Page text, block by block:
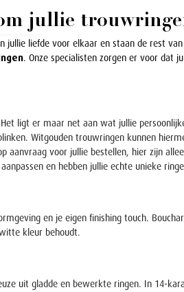
jullie
liefde voor elkaar en staan de rest
. Onze specialisten zorgen er voor dat
ligt er maar net aan wat jullie
Witgouden trouwringen kunnen
voor jullie bestellen, hier zijn
en hebben jullie echte unieke
en je eigen finishing touch.
kleur behoudt.
uit gladde en bewerkte ringen. In 14-